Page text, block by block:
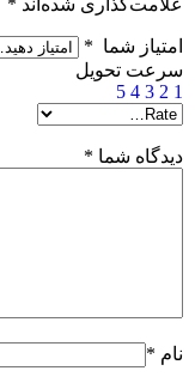
امتیاز شما *
سرعت تحویل
1
2
3
4
5
دیدگاه شما *
نام *